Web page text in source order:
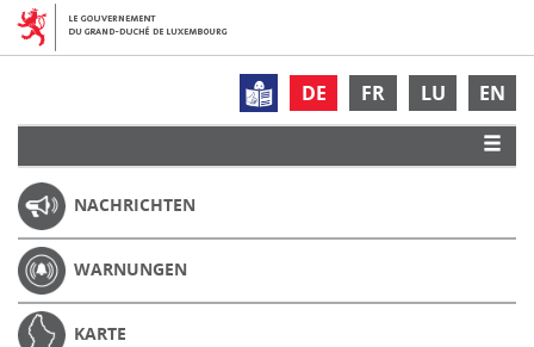
DE FR LU EN
NACHRICHTEN
WARNUNGEN
KARTE